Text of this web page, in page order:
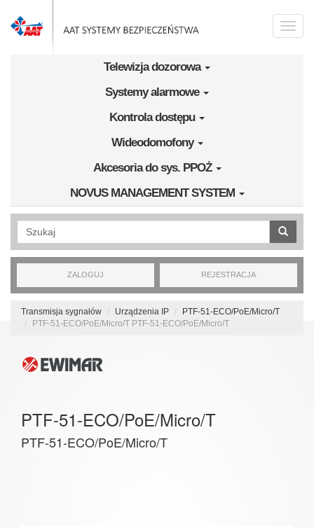
Toggle
Telewizja dozorowa
Systemy alarmowe
Kontrola dostępu
Wideodomofony
Akcesoria do sys. PPOŻ
NOVUS MANAGEMENT SYSTEM
Wyszukiwanie pełnotekstowe
ZALOGUJ REJESTRACJA
Transmisja sygnałów Urządzenia IP
PTF-51-ECO/PoE/Micro/T
PTF-51-ECO/PoE/Micro/T PTF-51-ECO/PoE/Micro/T
PTF-51-ECO/PoE/Micro/T
PTF-51-ECO/PoE/Micro/T